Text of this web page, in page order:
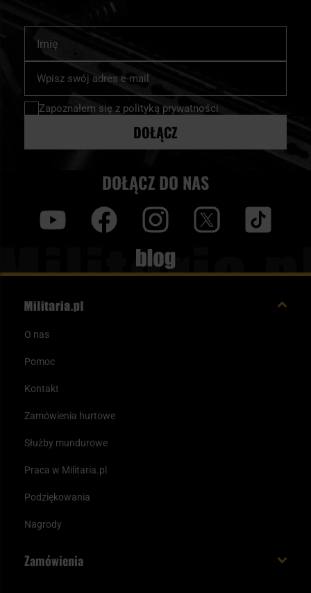
nasz
newsletter:
Zapoznałem się z polityką prywatności
DOŁĄCZ
DOŁĄCZ DO NAS
Blog
O nas
Pomoc
Kontakt
Zamówienia hurtowe
Służby mundurowe
Praca w Militaria.pl
Podziękowania
Nagrody
Zamówienia